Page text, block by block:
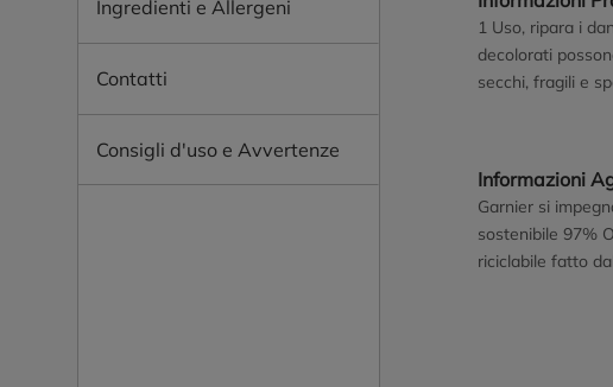
Ingredienti e Allergeni
Contatti
Consigli d'uso e Avvertenze
1 Uso, ripara i
decolorati
secchi, fragili e
danneggiate,
luminosità e la
Informazioni
Garnier si
sostenibile 97%
riciclabile fatto